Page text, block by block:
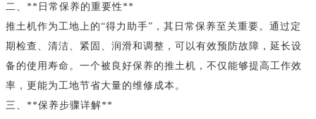
二、**日常保养的重要性**
推土机作为工地上的“得力助手”，其日常保养至关重要。通过定
期检查、清洁、紧固、润滑和调整，可以有效预防故障，延长设
备的使用寿命。一个被良好保养的推土机，不仅能够提高工作效
率，更能为工地节省大量的维修成本。
三、**保养步骤详解**